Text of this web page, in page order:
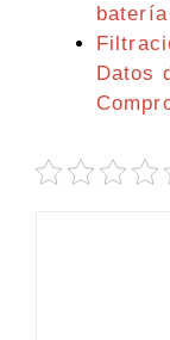
batería
Datos